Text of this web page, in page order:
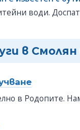
води.
в
в Родопите.